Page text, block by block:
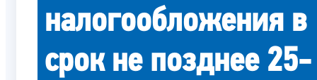
налогообложения в
срок не позднее 25-